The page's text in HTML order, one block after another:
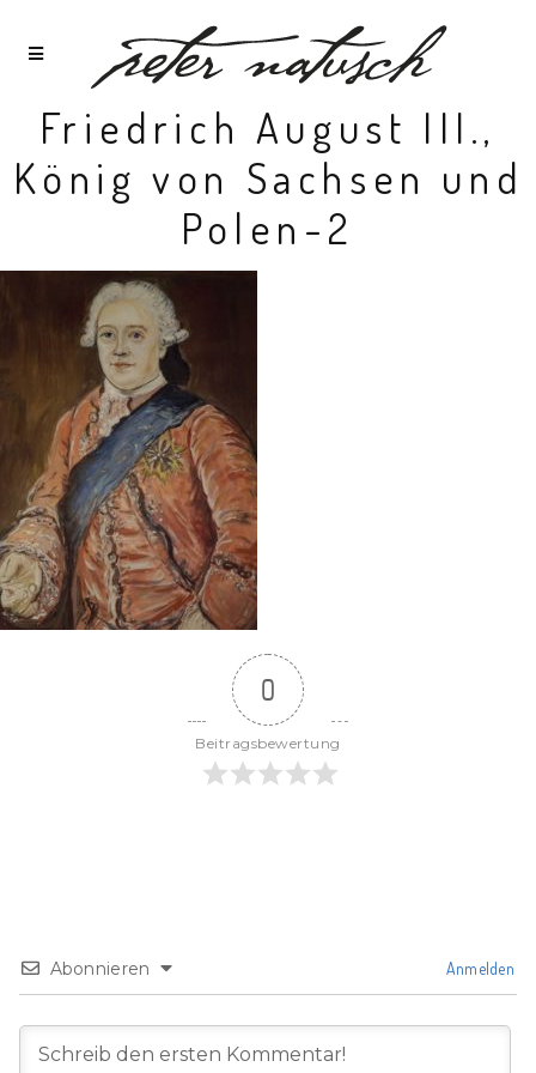
Friedrich August III.,
König von Sachsen und
Polen-2
0
Beitragsbewertung
Abonnieren Anmelden